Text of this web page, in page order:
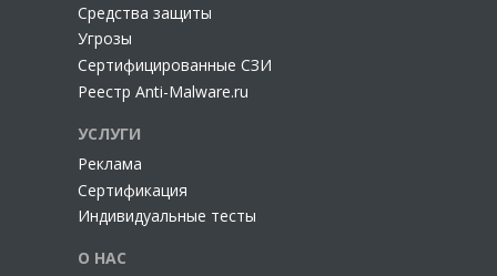
Cредства защиты
Угрозы
Сертифицированные СЗИ
Реестр Anti-Malware.ru
УСЛУГИ
Реклама
Сертификация
Индивидуальные тесты
О НАС